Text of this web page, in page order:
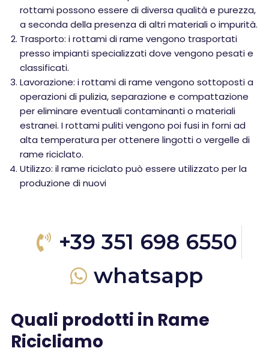
rottami possono essere di diversa qualità e purezza,
a seconda della presenza di altri materiali o impurità.
Trasporto: i rottami di rame vengono trasportati
presso impianti specializzati dove vengono pesati e
classificati.
Lavorazione: i rottami di rame vengono sottoposti a
operazioni di pulizia, separazione e compattazione
per eliminare eventuali contaminanti o materiali
estranei. I rottami puliti vengono poi fusi in forni ad
alta temperatura per ottenere lingotti o vergelle di
rame riciclato.
Utilizzo: il rame riciclato può essere utilizzato per la
produzione di nuovi
+39 351 698 6550
whatsapp
Quali prodotti in Rame
Ricicliamo